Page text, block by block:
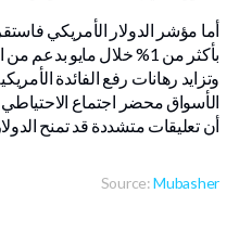
بأكثر من 1% خلال مايو
وتزايد رهانات رفع الفائدة
الأسواق محضر اجتماع الاحتياطي
أن تعليقات متشددة قد تمنح
Source:Mubasher